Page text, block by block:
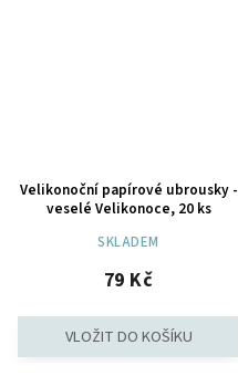
Velikonoční papírové ubrousky -
veselé Velikonoce, 20 ks
SKLADEM
79 Kč